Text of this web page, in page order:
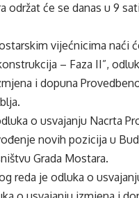
održat će se danas u 9
vijećnicima naći
– Faza II”,
i dopuna
o usvajanju Nacrta
novih pozicija u
Grada Mostara.
reda je odluka o